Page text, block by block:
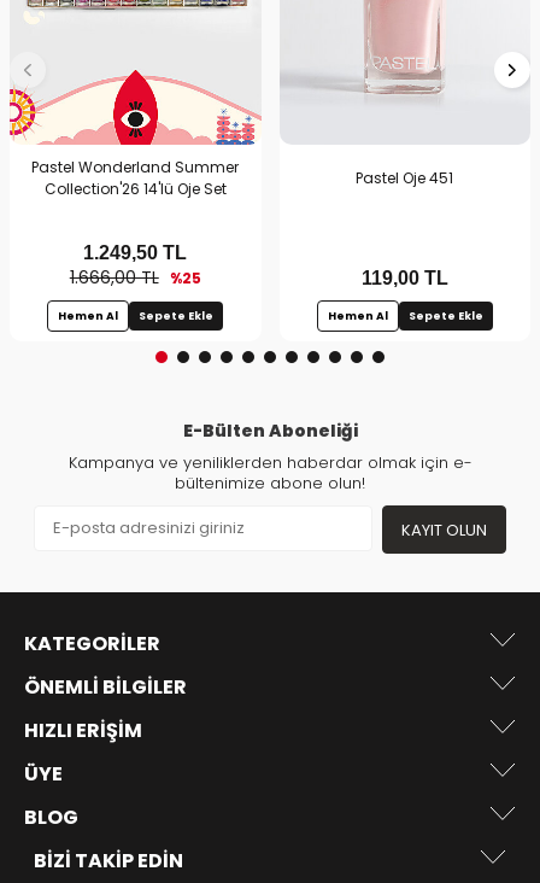
Pastel Wonderland Summer
Collection'26 14'lü Oje Set
1.666,00 TL %25
1.249,50 TL
Hemen Al Sepete Ekle
Pastel Oje 451
119,00TL
Hemen Al Sepete Ekle
E-Bülten Aboneliği
Kampanya ve yeniliklerden haberdar olmak için e-
bültenimize abone olun!
KAYIT OLUN
KATEGORILER
ÖNEMLI BILGILER
HIZLI ERIŞIM
ÜYE
BLOG
BIZI TAKIP EDIN